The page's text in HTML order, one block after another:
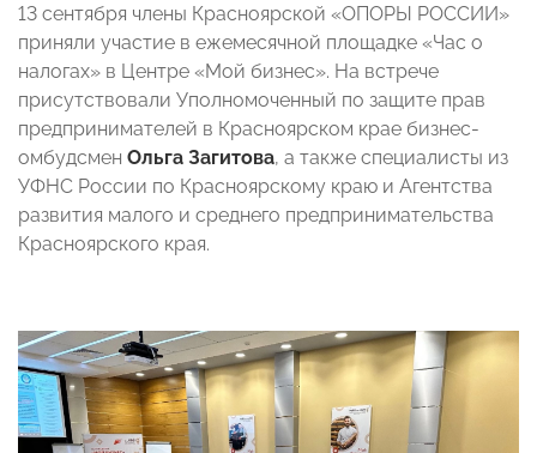
13 сентября члены Красноярской «ОПОРЫ РОССИИ»
приняли участие в ежемесячной площадке «Час о
налогах» в Центре «Мой бизнес». На встрече
присутствовали Уполномоченный по защите прав
предпринимателей в Красноярском крае бизнес-
омбудсмен Ольга Загитова, а также специалисты из
УФНС России по Красноярскому краю и Агентства
развития малого и среднего предпринимательства
Красноярского края.